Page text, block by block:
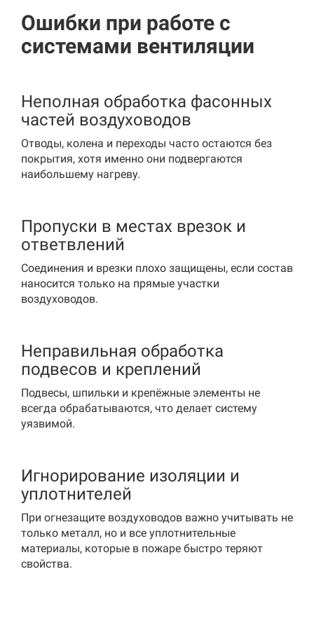
Ошибки при работе с
системами вентиляции
Неполная обработка фасонных
частей воздуховодов
Отводы, колена и переходы часто остаются без
покрытия, хотя именно они подвергаются
наибольшему нагреву.
Пропуски в местах врезок и
ответвлений
Соединения и врезки плохо защищены, если состав
наносится только на прямые участки
воздуховодов.
Неправильная обработка
подвесов и креплений
Подвесы, шпильки и крепёжные элементы не
всегда обрабатываются, что делает систему
уязвимой.
Игнорирование изоляции и
уплотнителей
При огнезащите воздуховодов важно учитывать не
только металл, но и все уплотнительные
материалы, которые в пожаре быстро теряют
свойства.